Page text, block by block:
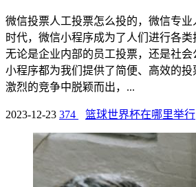
微信投票人工投票怎么投的，微信专
时代，微信小程序成为了人们进行各类
无论是企业内部的员工投票，还是社
小程序都为我们提供了简便、高效的
激烈的竞争中脱颖而出，...
2023-12-23 374 篮球世界杯在哪里举行